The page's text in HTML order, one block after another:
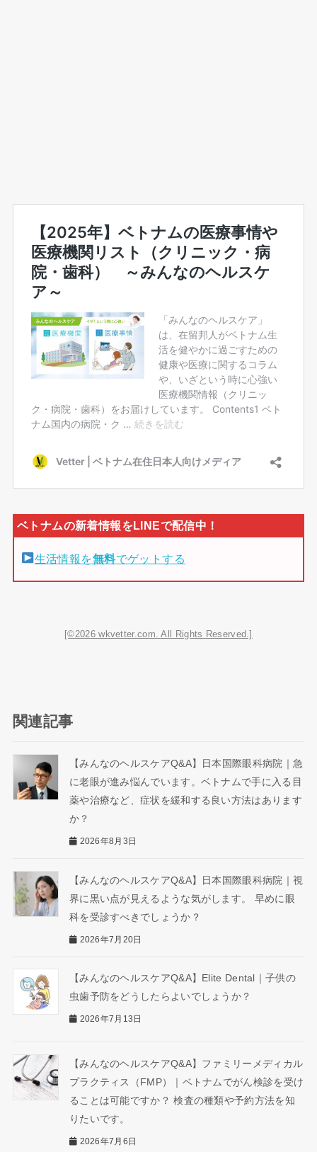
生活情報を無料でゲットする
[©2026 wkvetter.com. All Rights Reserved.]
関連記事
【みんなのヘルスケアQ&A】日本国際眼科病院｜急
に老眼が進み悩んでいます。ベトナムで手に入る目
薬や治療など、症状を緩和する良い方法はあります
か？
2026年8月3日
【みんなのヘルスケアQ&A】日本国際眼科病院｜視
界に黒い点が見えるような気がします。 早めに眼
科を受診すべきでしょうか？
2026年7月20日
【みんなのヘルスケアQ&A】Elite Dental｜子供の
虫歯予防をどうしたらよいでしょうか？
2026年7月13日
【みんなのヘルスケアQ&A】ファミリーメディカル
プラクティス（FMP）｜ベトナムでがん検診を受け
ることは可能ですか？ 検査の種類や予約方法を知
りたいです。
2026年7月6日